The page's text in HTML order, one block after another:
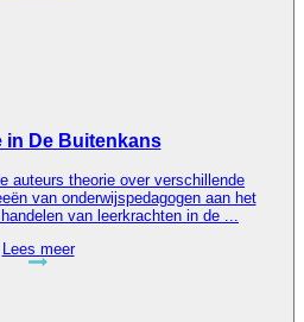
in De Buitenkans
auteurs theorie over verschillende
van onderwijspedagogen aan het
van leerkrachten in de ...
Lees meer